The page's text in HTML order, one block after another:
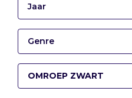
Jaar
Genre
OMROEP ZWART